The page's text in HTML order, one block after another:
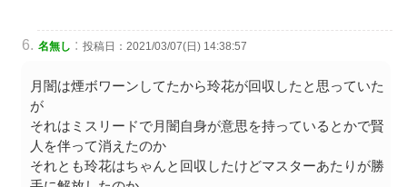
名無し : 投稿日：2021/03/07(日) 14:38:57
月闇は煙ボワーンしてたから玲花が回収したと思っていた
が
それはミスリードで月闇自身が意思を持っているとかで賢
人を伴って消えたのか
それとも玲花はちゃんと回収したけどマスターあたりが勝